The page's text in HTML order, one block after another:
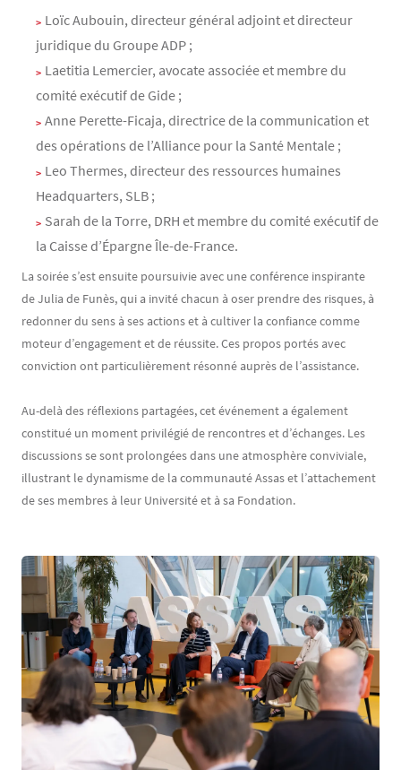
Loïc Aubouin, directeur général adjoint et directeur
juridique du Groupe ADP ;
Laetitia Lemercier, avocate associée et membre du
comité exécutif de Gide ;
Anne Perette-Ficaja, directrice de la communication et
des opérations de l’Alliance pour la Santé Mentale ;
Leo Thermes, directeur des ressources humaines
Headquarters, SLB ;
Sarah de la Torre, DRH et membre du comité exécutif de
la Caisse d’Épargne Île-de-France.
La soirée s’est ensuite poursuivie avec une conférence inspirante
de Julia de Funès, qui a invité chacun à oser prendre des risques, à
redonner du sens à ses actions et à cultiver la confiance comme
moteur d’engagement et de réussite. Ces propos portés avec
conviction ont particulièrement résonné auprès de l’assistance.
Au-delà des réflexions partagées, cet événement a également
constitué un moment privilégié de rencontres et d’échanges. Les
discussions se sont prolongées dans une atmosphère conviviale,
illustrant le dynamisme de la communauté Assas et l’attachement
de ses membres à leur Université et à sa Fondation.